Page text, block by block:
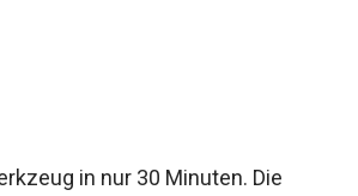
in nur 30 Minuten. Die